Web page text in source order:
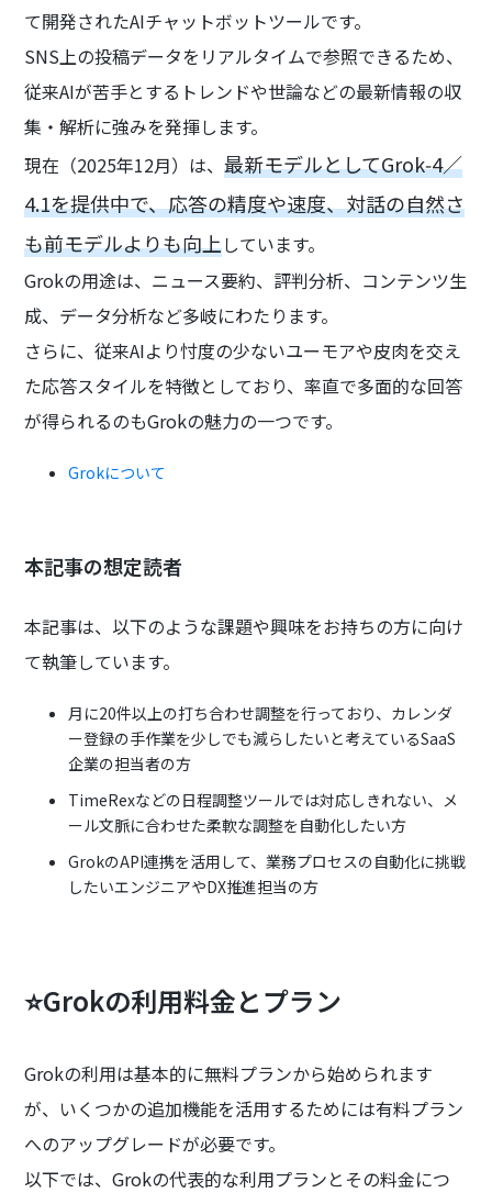
て開発されたAIチャットボットツールです。
SNS上の投稿データをリアルタイムで参照できるため、
従来AIが苦手とするトレンドや世論などの最新情報の収
集・解析に強みを発揮します。
現在（2025年12月）は、最新モデルとしてGrok‑4／
4.1を提供中で、応答の精度や速度、対話の自然さ
も前モデルよりも向上しています。
Grokの用途は、ニュース要約、評判分析、コンテンツ生
成、データ分析など多岐にわたります。
さらに、従来AIより忖度の少ないユーモアや皮肉を交え
た応答スタイルを特徴としており、率直で多面的な回答
が得られるのもGrokの魅力の一つです。
Grokについて
本記事の想定読者
本記事は、以下のような課題や興味をお持ちの方に向け
て執筆しています。
月に20件以上の打ち合わせ調整を行っており、カレンダ
ー登録の手作業を少しでも減らしたいと考えているSaaS
企業の担当者の方
TimeRexなどの日程調整ツールでは対応しきれない、メ
ール文脈に合わせた柔軟な調整を自動化したい方
GrokのAPI連携を活用して、業務プロセスの自動化に挑戦
したいエンジニアやDX推進担当の方
⭐️Grokの利用料金とプラン
Grokの利用は基本的に無料プランから始められます
が、いくつかの追加機能を活用するためには有料プラン
へのアップグレードが必要です。
以下では、Grokの代表的な利用プランとその料金につ